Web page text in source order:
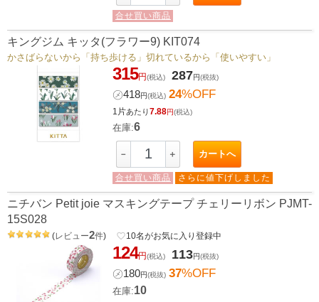
合せ買い商品
キングジム キッタ(フラワー9) KIT074
かさばらないから「持ち歩ける」切れているから「使いやすい」
315円(税込) 287円(税抜)
㋱418円(税込) 24%OFF
1片あたり7.88円(税込)
在庫:6
－ ＋ カートへ
合せ買い商品 さらに値下げしました
ニチバン Petit joie マスキングテープ チェリーリボン PJMT-
15S028
(レビュー2件) favorite_border10名がお気に入り登録中
124円(税込) 113円(税抜)
㋱180円(税抜) 37%OFF
在庫:10